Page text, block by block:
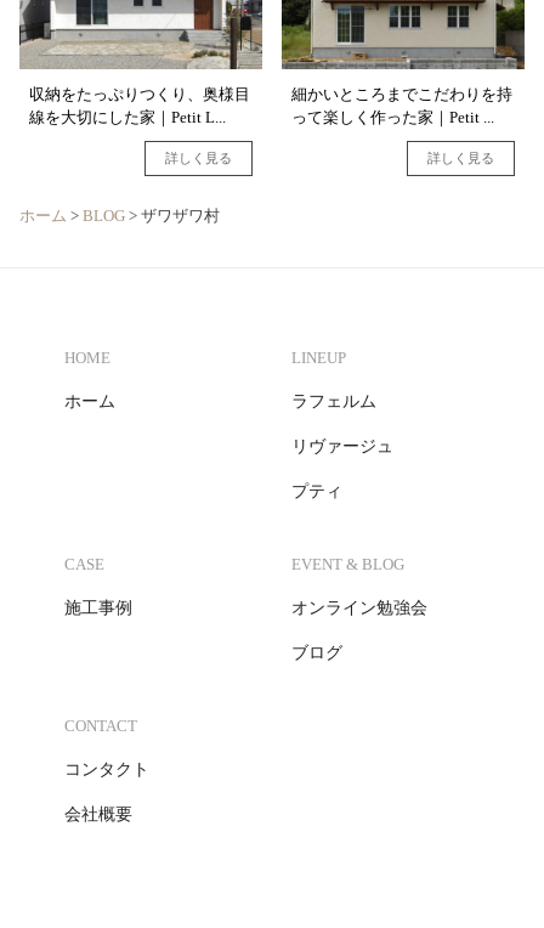
収納をたっぷりつくり、奥様目
線を大切にした家｜Petit L...
詳しく見る
細かいところまでこだわりを持
って楽しく作った家｜Petit ...
詳しく見る
ホーム > BLOG > ザワザワ村
HOME
ホーム
LINEUP
ラフェルム
リヴァージュ
プティ
CASE
施工事例
EVENT & BLOG
オンライン勉強会
ブログ
CONTACT
コンタクト
会社概要